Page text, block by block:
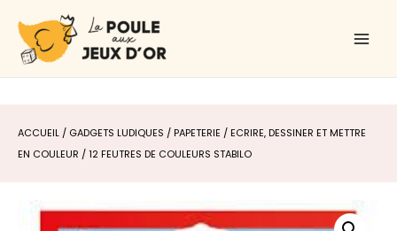
contenu
ACCUEIL / GADGETS LUDIQUES /PAPETERIE /ECRIRE, DESSINER ET METTRE
EN COULEUR / 12 FEUTRES DE COULEURS STABILO